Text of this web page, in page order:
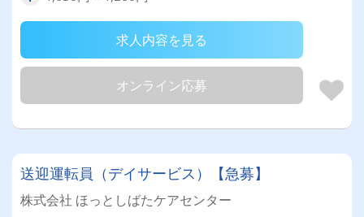
求人内容を見る
オンライン応募
送迎運転員（デイサービス）【急募】
株式会社 ほっとしばたケアセンター